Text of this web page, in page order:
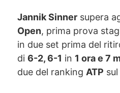
Jannik Sinner supera
Open, prima prova
in due set prima del
di 6-2, 6-1 in 1 ora e 7
due del ranking ATP